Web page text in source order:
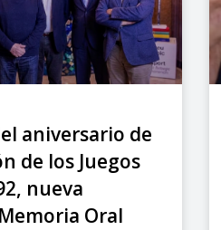
aniversario de
de los Juegos
nueva
Oral